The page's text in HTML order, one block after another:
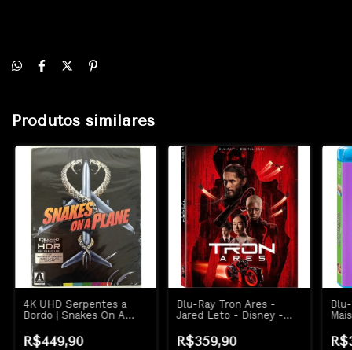
Produtos similares
4K UHD Serpentes a
Bordo | Snakes On A
R$449,90
Blu-Ray Tron Ares -
Jared Leto - Disney -
R$359,90